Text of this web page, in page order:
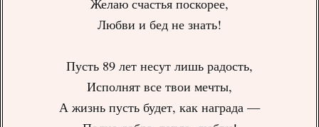
Желаю счастья поскорее,
Любви и бед не знать!
Пусть 89 лет несут лишь радость,
Исполнят все твои мечты,
А жизнь пусть будет, как награда —